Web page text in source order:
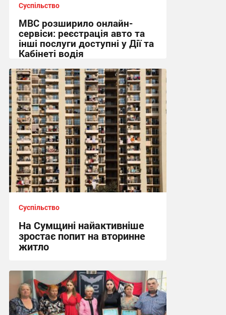
Суспільство
МВС розширило онлайн-
сервіси: реєстрація авто та
інші послуги доступні у Дії та
Кабінеті водія
08:36 сьогодні
Суспільство
На Сумщині найактивніше
зростає попит на вторинне
житло
11:10 вчора